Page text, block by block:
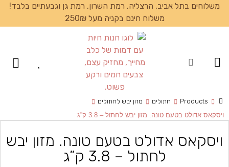
משלוחים בתל אביב, הרצליה, רמת השרון, רמת גן וגבעתיים בלבד!
משלוח חינם בקניה מעל 250₪
Products חתולים
מזון יבש לחתולים
ויסקאס אדולט בטעם טונה. מזון יבש לחתול – 3.8 ק”ג
ויסקאס אדולט בטעם טונה. מזון יבש
לחתול – 3.8 ק”ג